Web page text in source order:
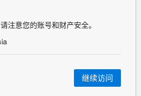
注意您的账号和财产安全。
继续访问